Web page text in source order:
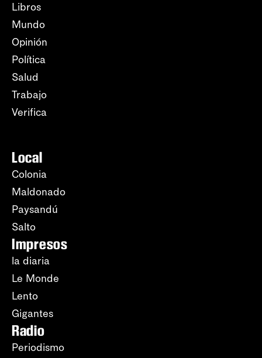
Libros
Mundo
Opinión
Política
Salud
Trabajo
Verifica
Local
Colonia
Maldonado
Paysandú
Salto
Impresos
la diaria
Le Monde
Lento
Gigantes
Radio
Periodismo